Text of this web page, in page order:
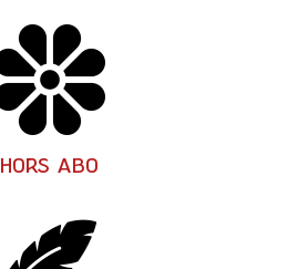
Spectacles
hors
abonnement
au
RiveRhin
HORS ABO
Contactez-
nous